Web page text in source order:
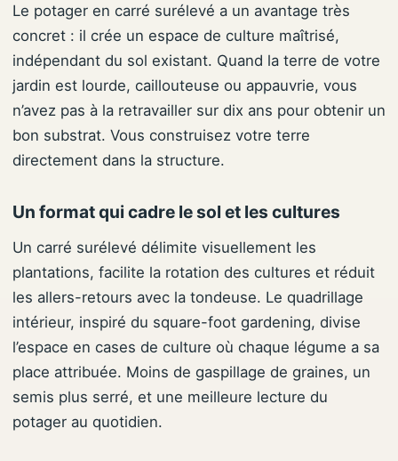
Le potager en carré surélevé a un avantage très
concret : il crée un espace de culture maîtrisé,
indépendant du sol existant. Quand la terre de votre
jardin est lourde, caillouteuse ou appauvrie, vous
n’avez pas à la retravailler sur dix ans pour obtenir un
bon substrat. Vous construisez votre terre
directement dans la structure.
Un format qui cadre le sol et les cultures
Un carré surélevé délimite visuellement les
plantations, facilite la rotation des cultures et réduit
les allers-retours avec la tondeuse. Le quadrillage
intérieur, inspiré du square-foot gardening, divise
l’espace en cases de culture où chaque légume a sa
place attribuée. Moins de gaspillage de graines, un
semis plus serré, et une meilleure lecture du
potager au quotidien.